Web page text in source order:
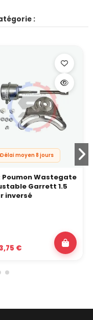
:
Délai moyen 8 jours
Poumon Wastegate
Garrett 1.5
inversé
€